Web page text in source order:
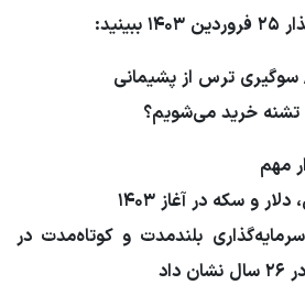
سوگیری ترس از پشیمانی
تشنه خرید می‌شویم؟
و سکه در آغاز ۱۴۰۳
بلندمدت و کوتاه‌مدت در